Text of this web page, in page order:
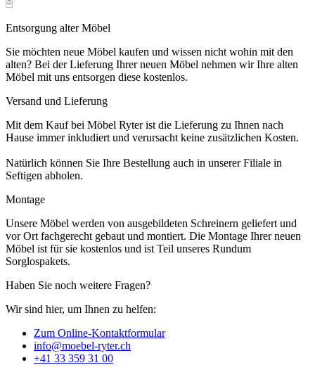
Entsorgung alter Möbel
Sie möchten neue Möbel kaufen und wissen nicht wohin mit den
alten? Bei der Lieferung Ihrer neuen Möbel nehmen wir Ihre alten
Möbel mit uns entsorgen diese kostenlos.
Versand und Lieferung
Mit dem Kauf bei Möbel Ryter ist die Lieferung zu Ihnen nach
Hause immer inkludiert und verursacht keine zusätzlichen Kosten.
Natürlich können Sie Ihre Bestellung auch in unserer Filiale in
Seftigen abholen.
Montage
Unsere Möbel werden von ausgebildeten Schreinern geliefert und
vor Ort fachgerecht gebaut und montiert. Die Montage Ihrer neuen
Möbel ist für sie kostenlos und ist Teil unseres Rundum
Sorglospakets.
Haben Sie noch weitere Fragen?
Wir sind hier, um Ihnen zu helfen:
Zum Online-Kontaktformular
info@moebel-ryter.ch
+41 33 359 31 00